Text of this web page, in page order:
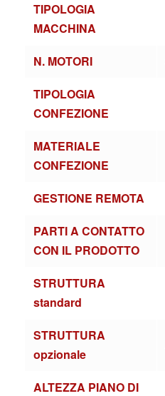
TIPOLOGIA
MACCHINA
N. MOTORI
TIPOLOGIA
CONFEZIONE
MATERIALE
CONFEZIONE
GESTIONE REMOTA
PARTI A CONTATTO
CON IL PRODOTTO
STRUTTURA
standard
STRUTTURA
opzionale
ALTEZZA PIANO DI